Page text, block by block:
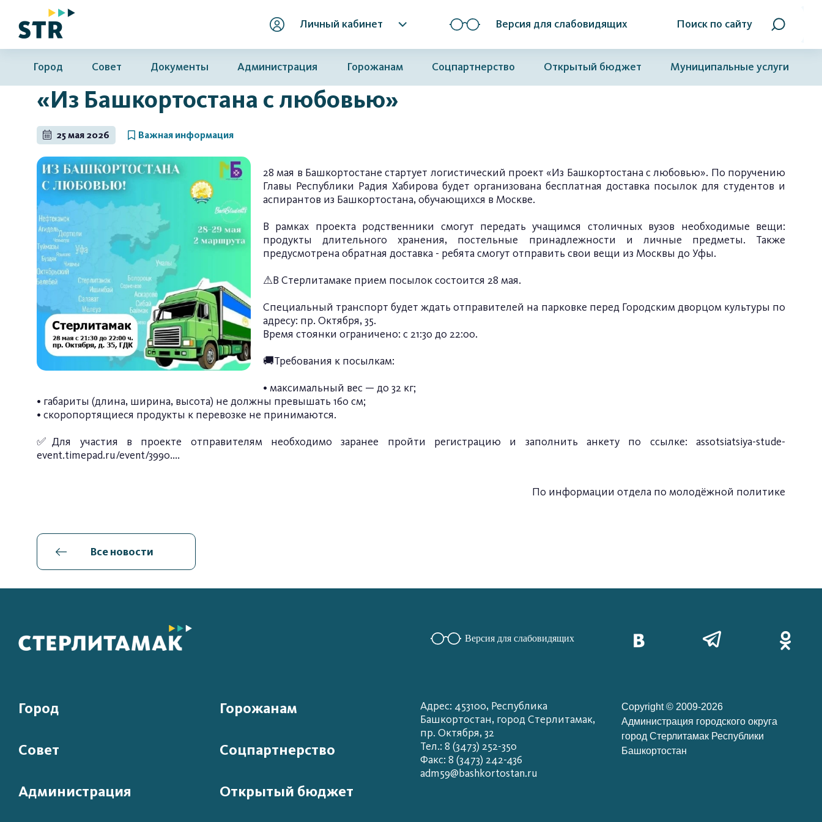
Личный кабинет Версия для слабовидящих Поиск по сайту
Город Совет Документы Администрация Горожанам Соцпартнерство Открытый бюджет Муниципальные услуги
«Из Башкортостана с любовью»
25 мая 2026 Важная информация
28 мая в Башкортостане стартует логистический проект «Из Башкортостана с любовью». По поручению
Главы Республики Радия Хабирова будет организована бесплатная доставка посылок для студентов и
аспирантов из Башкортостана, обучающихся в Москве.
В рамках проекта родственники смогут передать учащимся столичных вузов необходимые вещи:
продукты длительного хранения, постельные принадлежности и личные предметы. Также
предусмотрена обратная доставка - ребята смогут отправить свои вещи из Москвы до Уфы.
⚠В Стерлитамаке прием посылок состоится 28 мая.
Специальный транспорт будет ждать отправителей на парковке перед Городским дворцом культуры по
адресу: пр. Октября, 35.
Время стоянки ограничено: с 21:30 до 22:00.
🚚Требования к посылкам:
• максимальный вес — до 32 кг;
• габариты (длина, ширина, высота) не должны превышать 160 см;
• скоропортящиеся продукты к перевозке не принимаются.
✅Для участия в проекте отправителям необходимо заранее пройти регистрацию и заполнить анкету по ссылке: assotsiatsiya-stude-
event.timepad.ru/event/3990....
По информации отдела по молодёжной политике
Все новости
Версия для слабовидящих
Город
Совет
Администрация
Горожанам
Соцпартнерство
Открытый бюджет
Адрес: 453100, Республика
Башкортостан, город Стерлитамак,
пр. Октября, 32
Тел.: 8 (3473) 252-350
Факс: 8 (3473) 242-436
adm59@bashkortostan.ru
Copyright © 2009-2026
Администрация городского округа
город Стерлитамак Республики
Башкортостан